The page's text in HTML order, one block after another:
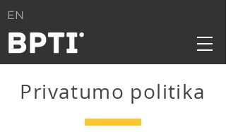
EN
Privatumo politika